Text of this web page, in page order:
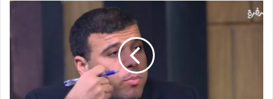
انطلاق
منتدى